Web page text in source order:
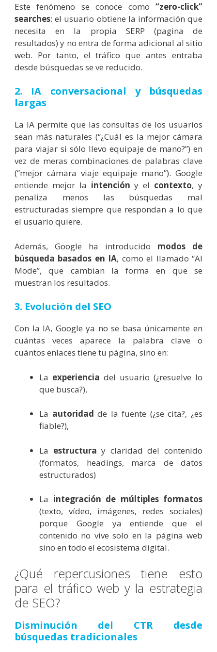
Este fenómeno se conoce como “zero-click”
searches: el usuario obtiene la información que
necesita en la propia SERP (pagina de
resultados) y no entra de forma adicional al sitio
web. Por tanto, el tráfico que antes entraba
desde búsquedas se ve reducido.
2. IA conversacional y búsquedas
largas
La IA permite que las consultas de los usuarios
sean más naturales (“¿Cuál es la mejor cámara
para viajar si sólo llevo equipaje de mano?”) en
vez de meras combinaciones de palabras clave
(“mejor cámara viaje equipaje mano”). Google
entiende mejor la intención y el contexto, y
penaliza menos las búsquedas mal
estructuradas siempre que respondan a lo que
el usuario quiere.
Además, Google ha introducido modos de
búsqueda basados en IA, como el llamado “AI
Mode”, que cambian la forma en que se
muestran los resultados.
3. Evolución del SEO
Con la IA, Google ya no se basa únicamente en
cuántas veces aparece la palabra clave o
cuántos enlaces tiene tu página, sino en:
La experiencia del usuario (¿resuelve lo
que busca?),
La autoridad de la fuente (¿se cita?, ¿es
fiable?),
La estructura y claridad del contenido
(formatos, headings, marca de datos
estructurados)
La integración de múltiples formatos
(texto, vídeo, imágenes, redes sociales)
porque Google ya entiende que el
contenido no vive solo en la página web
sino en todo el ecosistema digital.
¿Qué repercusiones tiene esto
para el tráfico web y la estrategia
de SEO?
Disminución del CTR desde
búsquedas tradicionales